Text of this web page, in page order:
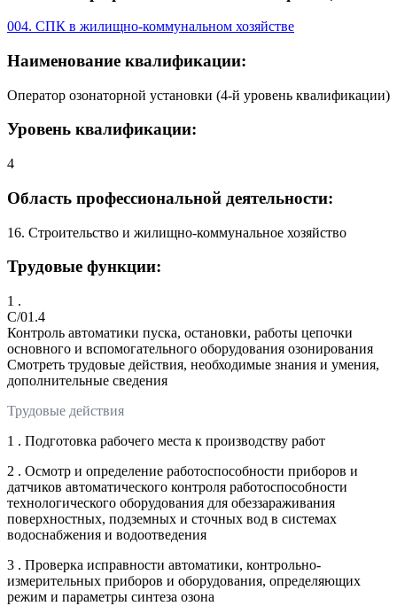
004. СПК в жилищно-коммунальном хозяйстве
Наименование квалификации:
Оператор озонаторной установки (4-й уровень квалификации)
Уровень квалификации:
4
Область профессиональной деятельности:
16. Строительство и жилищно-коммунальное хозяйство
Трудовые функции:
1 .
C/01.4
Контроль автоматики пуска, остановки, работы цепочки
основного и вспомогательного оборудования озонирования
Смотреть трудовые действия, необходимые знания и умения,
дополнительные сведения
Трудовые действия
1 . Подготовка рабочего места к производству работ
2 . Осмотр и определение работоспособности приборов и
датчиков автоматического контроля работоспособности
технологического оборудования для обеззараживания
поверхностных, подземных и сточных вод в системах
водоснабжения и водоотведения
3 . Проверка исправности автоматики, контрольно-
измерительных приборов и оборудования, определяющих
режим и параметры синтеза озона